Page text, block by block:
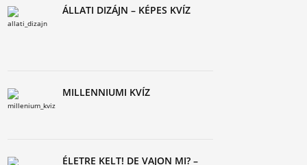
ÁLLATI DIZÁJN – KÉPES KVÍZ
MILLENNIUMI KVÍZ
ÉLETRE KELT! DE VAJON MI? –